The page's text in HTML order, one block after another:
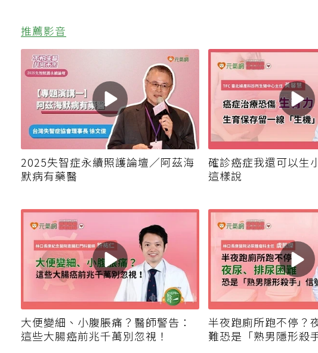
推薦影音
2025失智症永續照護論壇／阿茲海
默病有藥醫
確診癌症我還可以生
這樣說
大便變細、小腹脹痛？醫師警告：
這些大腸癌前兆千萬別忽視！
半夜跑廁所跑不停？
難恐是「熟男隱形殺